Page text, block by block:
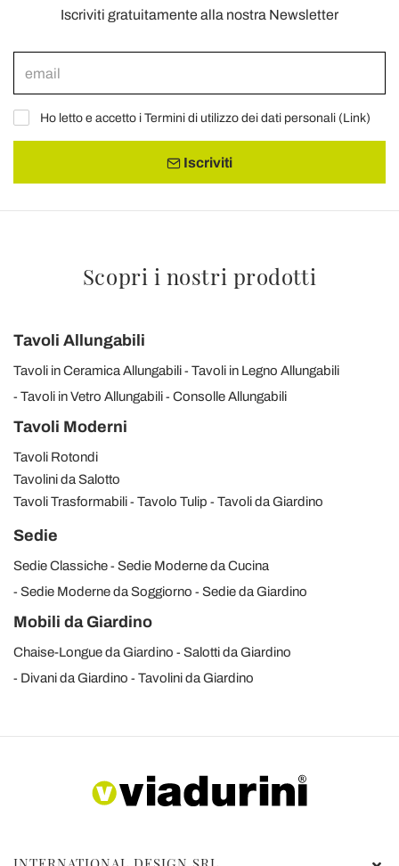
Iscriviti gratuitamente alla nostra Newsletter
Ho letto e accetto i Termini di utilizzo dei dati personali (Link)
Iscriviti
Scopri i nostri prodotti
Tavoli Allungabili
Tavoli in Ceramica Allungabili
Tavoli in Legno Allungabili
Tavoli in Vetro Allungabili
Consolle Allungabili
Tavoli Moderni
Tavoli Rotondi
Tavolini da Salotto
Tavoli Trasformabili
Tavolo Tulip Tavoli da Giardino
Sedie
Sedie Classiche
Sedie Moderne da Cucina
Sedie Moderne da Soggiorno
Sedie da Giardino
Mobili da Giardino
Chaise-Longue da Giardino
Salotti da Giardino
Divani da Giardino
Tavolini da Giardino